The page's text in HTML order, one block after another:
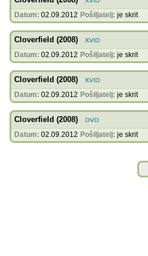
Datum: 02.09.2012 Pošiljatelj: je skrit
Cloverfield (2008)
Datum: 02.09.2012 Pošiljatelj: je skrit
Cloverfield (2008)
Datum: 02.09.2012 Pošiljatelj: je skrit
Cloverfield (2008)
Datum: 02.09.2012 Pošiljatelj: je skrit